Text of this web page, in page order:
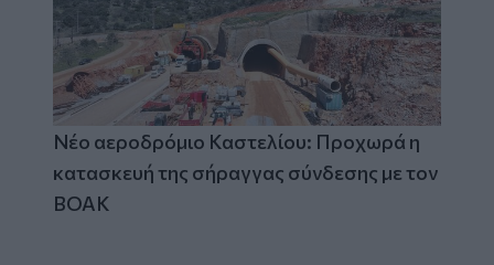
Νέο αεροδρόμιο Καστελίου: Προχωρά η
κατασκευή της σήραγγας σύνδεσης με τον
ΒΟΑΚ